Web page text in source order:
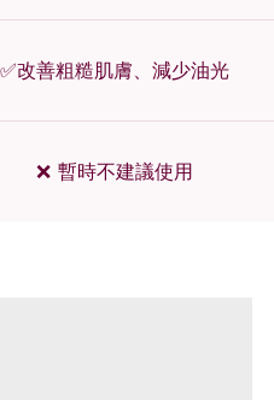
✅改善粗糙肌膚、減少油光
❌ 暫時不建議使用